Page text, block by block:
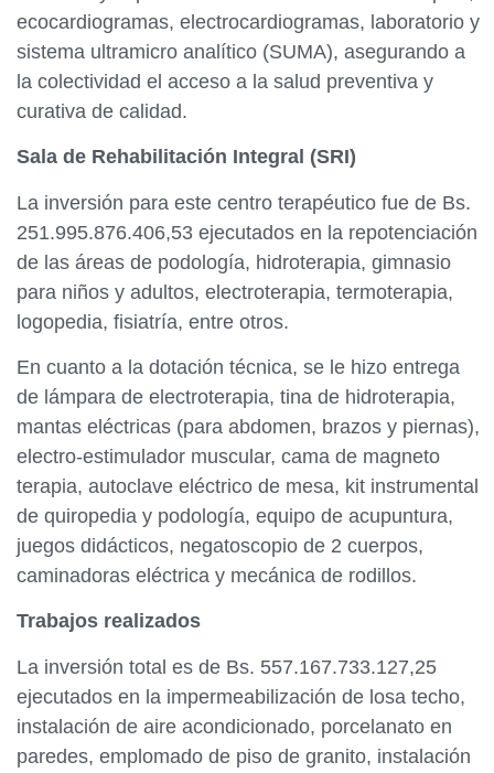
ecocardiogramas, electrocardiogramas, laboratorio y
sistema ultramicro analítico (SUMA), asegurando a
la colectividad el acceso a la salud preventiva y
curativa de calidad.
Sala de Rehabilitación Integral (SRI)
La inversión para este centro terapéutico fue de Bs.
251.995.876.406,53 ejecutados en la repotenciación
de las áreas de podología, hidroterapia, gimnasio
para niños y adultos, electroterapia, termoterapia,
logopedia, fisiatría, entre otros.
En cuanto a la dotación técnica, se le hizo entrega
de lámpara de electroterapia, tina de hidroterapia,
mantas eléctricas (para abdomen, brazos y piernas),
electro-estimulador muscular, cama de magneto
terapia, autoclave eléctrico de mesa, kit instrumental
de quiropedia y podología, equipo de acupuntura,
juegos didácticos, negatoscopio de 2 cuerpos,
caminadoras eléctrica y mecánica de rodillos.
Trabajos realizados
La inversión total es de Bs. 557.167.733.127,25
ejecutados en la impermeabilización de losa techo,
instalación de aire acondicionado, porcelanato en
paredes, emplomado de piso de granito, instalación